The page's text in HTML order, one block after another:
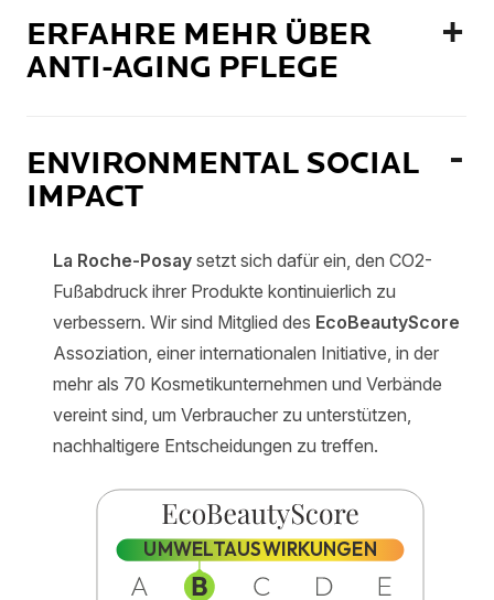
ERFAHRE MEHR ÜBER
ANTI-AGING PFLEGE
ENVIRONMENTAL SOCIAL
IMPACT